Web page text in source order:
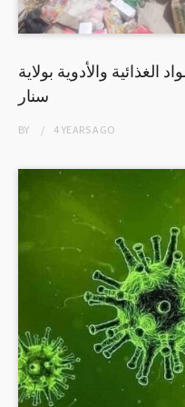
طنا من المواد الغذائية والأدوية بولاية
سنار
BY 4 YEARSAGO